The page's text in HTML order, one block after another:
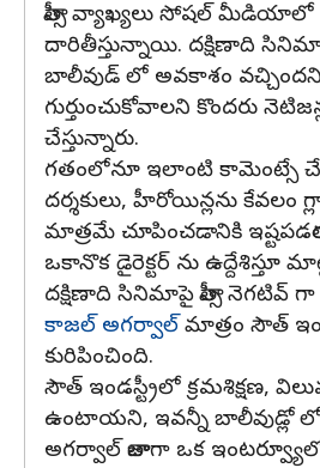
తాప్సీ వ్యాఖ్యలు సోషల్ మీడియాలో
దారితీస్తున్నాయి. దక్షిణాది
బాలీవుడ్ లో అవకాశం
గుర్తుంచుకోవాలని కొందరు
చేస్తున్నారు.
గతంలోనూ ఇలాంటి కామెంట్సే
దర్శకులు, హీరోయిన్లను కేవలం
మాత్రమే చూపించడానికి
ఒకానొక డైరెక్టర్ ను ఉద్దేశిస్తూ
దక్షిణాది సినిమాపై తాప్సీ నెగటివ్
కాజల్ అగర్వాల్ మాత్రం సౌత్
కురిపించింది.
సౌత్ ఇండస్ట్రీలో క్రమశిక్షణ,
ఉంటాయని, ఇవన్నీ
అగర్వాల్ తాజాగా ఒక